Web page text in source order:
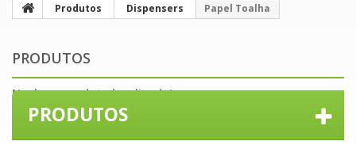
Produtos Dispensers Papel Toalha
PRODUTOS
Nenhum produto localizado!
PRODUTOS